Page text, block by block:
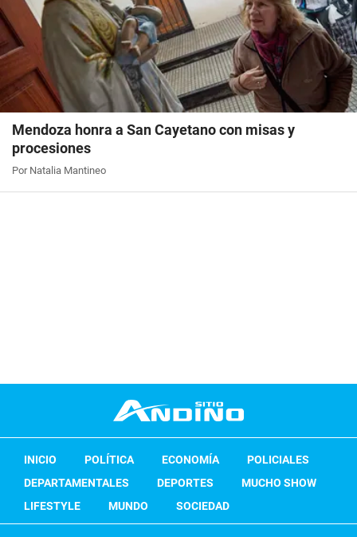
Mendoza honra a San Cayetano con misas y
procesiones
Por Natalia Mantineo
INICIO POLÍTICA ECONOMÍA
POLICIALES
DEPARTAMENTALES
DEPORTES
MUCHO SHOW
LIFESTYLE
MUNDO SOCIEDAD